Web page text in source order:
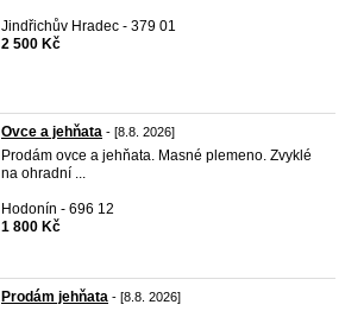
Jindřichův Hradec - 379 01
2 500 Kč
Ovce a jehňata - [8.8. 2026]
Prodám ovce a jehňata. Masné plemeno. Zvyklé
na ohradní ...
Hodonín - 696 12
1 800 Kč
Prodám jehňata - [8.8. 2026]